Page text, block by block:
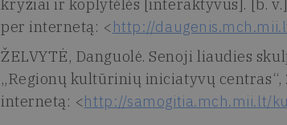
kryžiai ir koplytėlės [interaktyvus]. [b.
per internetą: <http://
ŽELVYTĖ, Danguolė. Senoji liaudies
„Regionų kultūrinių iniciatyvų
internetą: <http://samogitia.mch.mii.lt/